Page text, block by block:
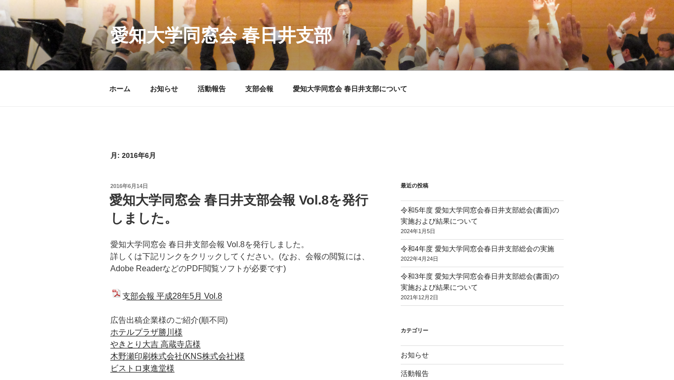
テ
ツ
愛知大学同窓会 春日井支部
ホーム お知らせ 活動報告 支部会報 愛知大学同窓会 春日井支部について
月: 2016年6月
投
稿
日:
2016年6月14日
愛知大学同窓会 春日井支部会報 Vol.8を発行
しました。
愛知大学同窓会 春日井支部会報 Vol.8を発行しました。
詳しくは下記リンクをクリックしてください。(なお、会報の閲覧には、
Adobe ReaderなどのPDF閲覧ソフトが必要です)
支部会報 平成28年5月 Vol.8
広告出稿企業様のご紹介(順不同)
ホテルプラザ勝川様
やきとり大吉 高蔵寺店様
木野瀬印刷株式会社(KNS株式会社)様
ビストロ東進堂様
最近の投稿
令和5年度 愛知大学同窓会春日井支部総会(書面)の
実施および結果について
2024年1月5日
令和4年度 愛知大学同窓会春日井支部総会の実施
2022年4月24日
令和3年度 愛知大学同窓会春日井支部総会(書面)の
実施および結果について
2021年12月2日
カテゴリー
お知らせ
活動報告